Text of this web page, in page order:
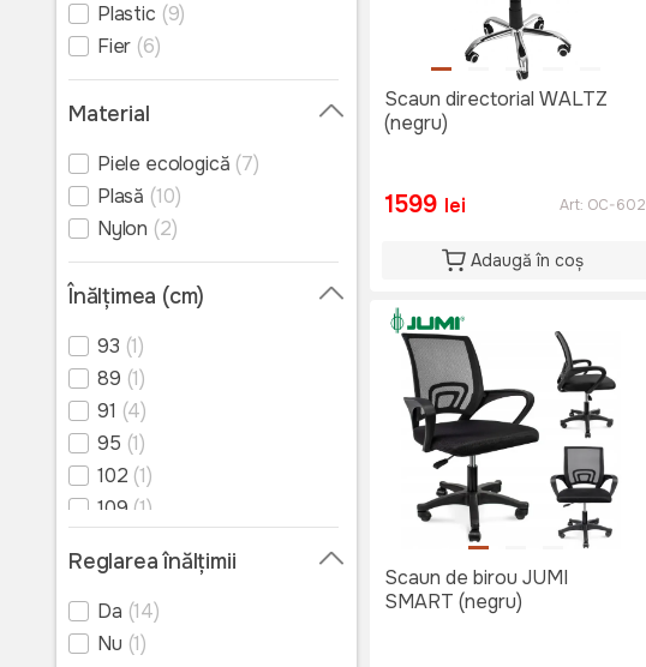
Plastic (9)
Fier (6)
Material
Piele ecologică (7)
Plasă (10)
Nylon (2)
Înălțimea (cm)
93 (1)
89 (1)
91 (4)
95 (1)
102 (1)
109 (1)
115 (1)
118 (2)
122 (1)
Reglarea înălțimii
Da (14)
Nu (1)
Scaun directorial WALTZ
(negru)
1599 lei Art: OC-602
Adaugă în coș
Scaun de birou JUMI
SMART (negru)